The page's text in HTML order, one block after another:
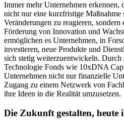
Immer mehr Unternehmen erkennen,
nicht nur eine kurzfristige Maßnahme
Veränderungen zu reagieren,
Förderung von Innovation und
ermöglichen es Unternehmen, in
investieren, neue Produkte und
sich stetig weiterzuentwickeln. Durch
Technologie Fonds wie 10xDNA
Unternehmen nicht nur finanzielle
Zugang zu einem Netzwerk von
ihre Ideen in die Realität umzusetzen.
Die Zukunft gestalten, heute